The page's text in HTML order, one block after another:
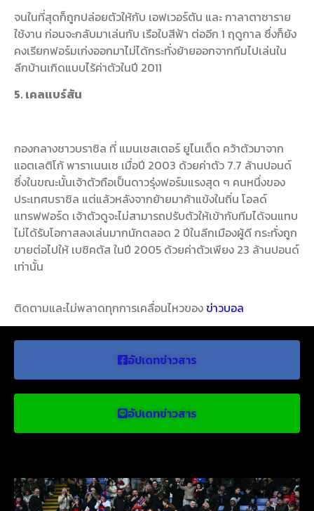
จนในที่สุดก็ถูกปล่อยตัวให้กับ เอฟเวอร์ตัน และ กาลาตาซาราย
ใช้งาน ก่อนจะกลับมาเล่นกับ เรือใบสีฟ้า ต่ออีก 1 ฤดูกาล ซึ่งก็ยัง
คงเรียกฟอร์มเก่งออกมาไม่ได้กระทั่งย้ายออกจากทีมไปเล่นใน
ลีกบ้านเกิดแบบไร้ค่าตัวในปี 2011
5. เคลแบร์สัน
กองกลางชาวบราซิล ที่ แมนเชสเตอร์ ยูไนเต็ด คว้าตัวมาจาก
แอตเลติโก้ พาราเนนเซ เมื่อปี 2003 ด้วยค่าตัว 7.7 ล้านปอนด์
ซึ่งในขณะนั้นเจ้าตัวถือเป็นดาวรุ่งฟอร์มแรงสุด ๆ คนหนึ่งของ
ประเทศบราซิล แต่แล้วหลังจากย้ายมาค้าแข้งในถิ่น โอลด์
แทรฟฟอร์ด เจ้าตัวดูจะไม่สามารถปรับตัวให้เข้ากับทีมได้จนแทบ
ไม่ได้รับโอกาสลงเล่นมากนักตลอด 2 ปีในลีกเมืองผู้ดี กระทั่งถูก
ขายต่อไปให้ เบซิคตัส ในปี 2005 ด้วยค่าตัวเพียง 23 ล้านปอนด์
เท่านั้น
ติดตามและไม่พลาดทุกการเคลื่อนไหวของ ข่าวบอล
อัปเดทข่าวสาร
อัปเดทข่าวสาร